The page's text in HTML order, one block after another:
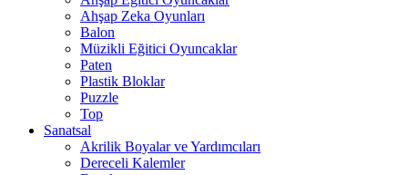
Ahşap Zeka Oyunları
Balon
Müzikli Eğitici Oyuncaklar
Paten
Plastik Bloklar
Puzzle
Top
Sanatsal
Akrilik Boyalar ve Yardımcıları
Dereceli Kalemler